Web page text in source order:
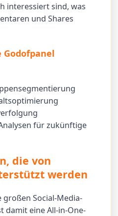
interessiert sind, was
und Shares
für zukünftige
die von
werden
Social-Media-
damit eine All-in-One-